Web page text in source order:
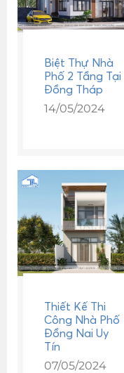
Biệt Thự Nhà
Phố 2 Tầng Tại
Đồng Tháp
14/05/2024
Thiết Kế Thi
Công Nhà Phố
Đồng Nai Uy
Tín
07/05/2024